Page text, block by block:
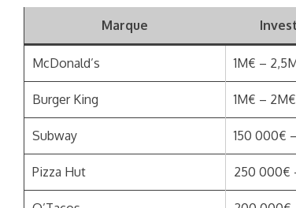
Marque
McDonald’s 1M€ –
Burger King 1M€ – 2M€
Subway 150 000€
Pizza Hut 250 000€